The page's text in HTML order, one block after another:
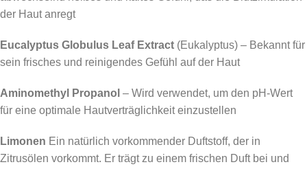
der Haut anregt
Eucalyptus Globulus Leaf Extract (Eukalyptus) – Bekannt für
sein frisches und reinigendes Gefühl auf der Haut
Aminomethyl Propanol – Wird verwendet, um den pH-Wert
für eine optimale Hautverträglichkeit einzustellen
Limonen Ein natürlich vorkommender Duftstoff, der in
Zitrusölen vorkommt. Er trägt zu einem frischen Duft bei und